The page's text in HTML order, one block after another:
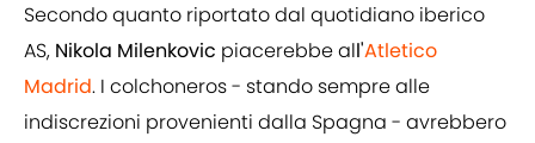
Secondo quanto riportato dal quotidiano iberico
AS, Nikola Milenkovic piacerebbe all'Atletico
Madrid. I colchoneros - stando sempre alle
indiscrezioni provenienti dalla Spagna - avrebbero